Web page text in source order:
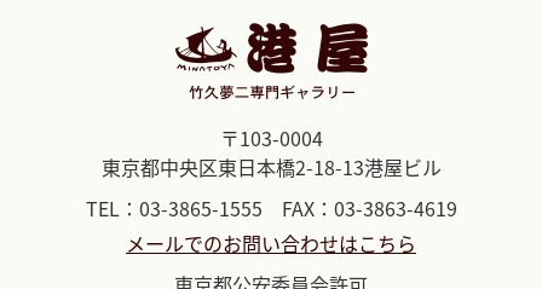
〒103-0004
東京都中央区東日本橋2-18-13港屋ビル
TEL：03-3865-1555 FAX：03-3863-4619
メールでのお問い合わせはこちら